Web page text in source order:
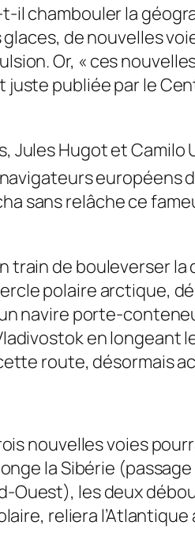
chambouler la
glaces, de nouvelles
Or, « ces
publiée par le
Jules Hugot et
européens
sans relâche ce
train de bouleverser
polaire arctique,
navire porte-
en longeant
route, désormais
nouvelles voies
la Sibérie
les deux
reliera